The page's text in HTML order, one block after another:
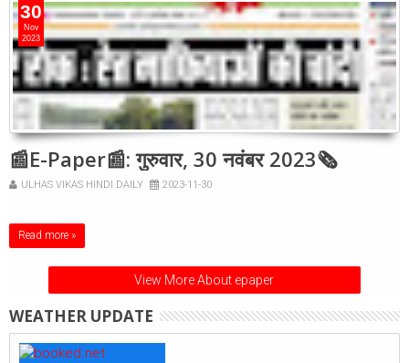
30
Nov
2023
📰E-Paper📰: गुरुवार, 30 नवंबर 2023🗞
ULHAS VIKAS HINDI DAILY 2023-11-30
Read more »
View More About epaper
WEATHER UPDATE